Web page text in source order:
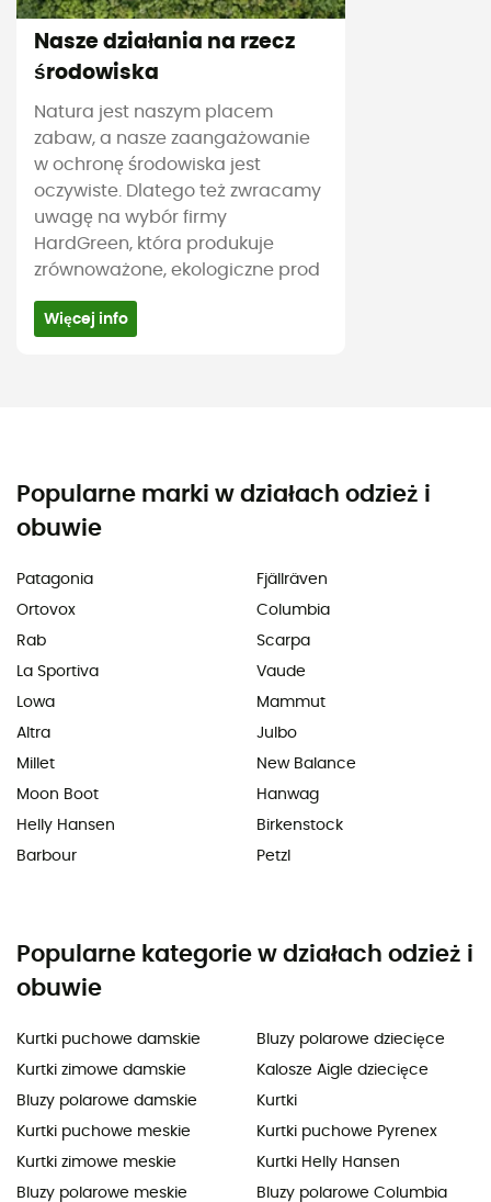
Nasze działania na rzecz
środowiska
Natura jest naszym placem
zabaw, a nasze zaangażowanie
w ochronę środowiska jest
oczywiste. Dlatego też zwracamy
uwagę na wybór firmy
HardGreen, która produkuje
zrównoważone, ekologiczne prod
Więcej info
Popularne marki w działach odzież i
obuwie
Patagonia
Ortovox
Rab
La Sportiva
Lowa
Altra
Millet
Moon Boot
Helly Hansen
Barbour
Fjällräven
Columbia
Scarpa
Vaude
Mammut
Julbo
New Balance
Hanwag
Birkenstock
Petzl
Popularne kategorie w działach odzież i
obuwie
Kurtki puchowe damskie
Kurtki zimowe damskie
Bluzy polarowe damskie
Kurtki puchowe meskie
Kurtki zimowe meskie
Bluzy polarowe meskie
Bluzy polarowe dziecięce
Kalosze Aigle dziecięce
Kurtki
Kurtki puchowe Pyrenex
Kurtki Helly Hansen
Bluzy polarowe Columbia